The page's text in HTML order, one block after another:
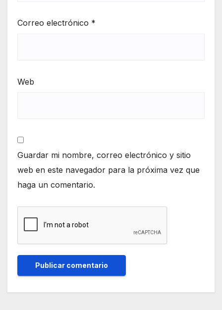
Correo electrónico *
Web
Guardar mi nombre, correo electrónico y sitio
web en este navegador para la próxima vez que
haga un comentario.